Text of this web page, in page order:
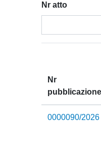
​Nr atto
Nr
0000090/2026